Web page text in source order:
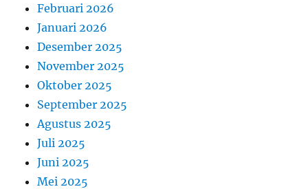
Februari 2026
Januari 2026
Desember 2025
November 2025
Oktober 2025
September 2025
Agustus 2025
Juli 2025
Juni 2025
Mei 2025